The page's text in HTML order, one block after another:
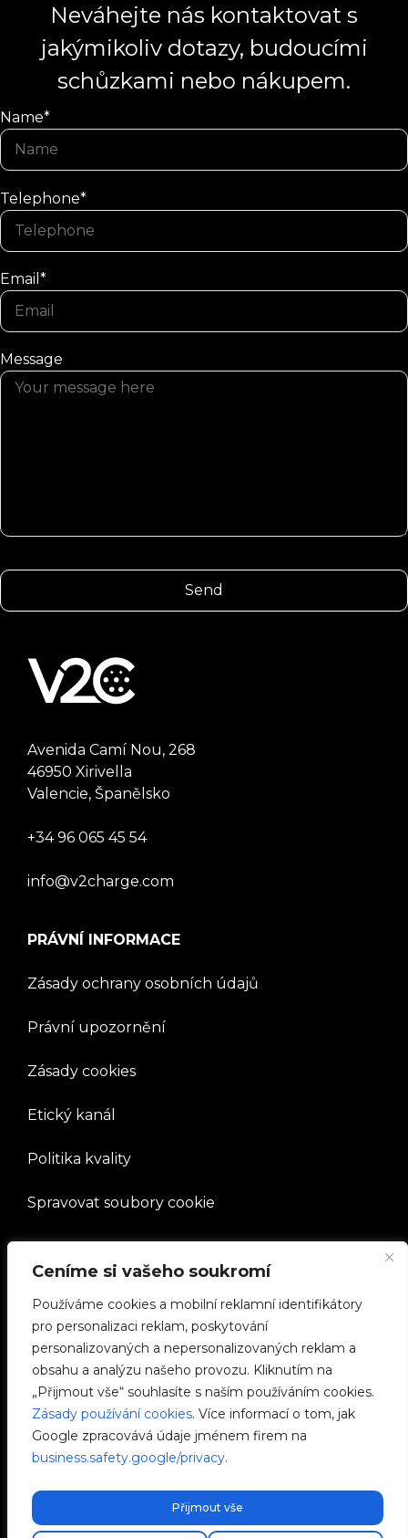
Ceníme si vašeho soukromí
Používáme cookies a mobilní reklamní identifikátory
pro personalizaci reklam, poskytování
personalizovaných a nepersonalizovaných reklam a
obsahu a analýzu našeho provozu. Kliknutím na
„Přijmout vše“ souhlasíte s naším používáním cookies.
Zásady používání cookies. Více informací o tom, jak
Google zpracovává údaje jménem firem na
business.safety.google/privacy.
Přijmout vše
Neváhejte nás kontaktovat s
jakýmikoliv dotazy, budoucími
schůzkami nebo nákupem.
Name*
Telephone*
Email*
Message
Avenida Camí Nou, 268
46950 Xirivella
Valencie, Španělsko
+34 96 065 45 54
info@v2charge.com
PRÁVNÍ INFORMACE
Zásady ochrany osobních údajů
Právní upozornění
Zásady cookies
Etický kanál
Politika kvality
Spravovat soubory cookie
SPOLEČNOST
Pracovat s námi
e-Chargers
V2C Power
V2C Cloud
Zdarma expresní doprava!